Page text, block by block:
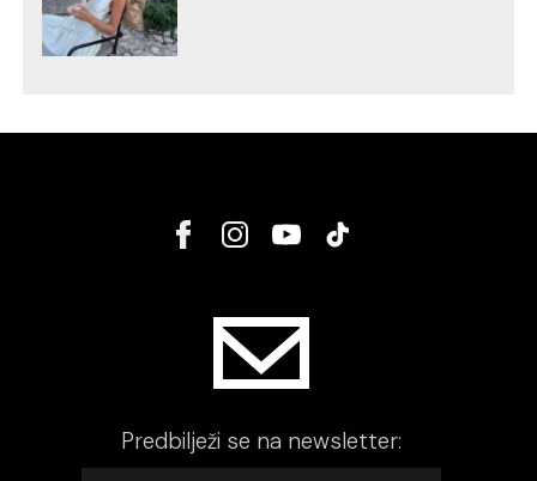
Predbilježi se na newsletter: